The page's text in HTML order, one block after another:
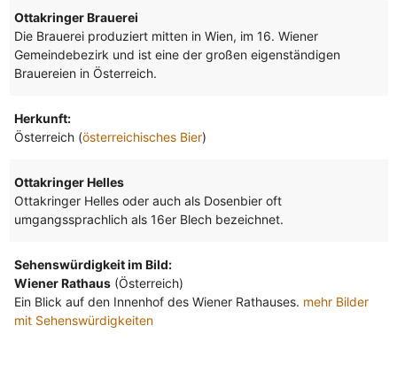
Ottakringer Brauerei
Die Brauerei produziert mitten in Wien, im 16. Wiener
Gemeindebezirk und ist eine der großen eigenständigen
Brauereien in Österreich.
Herkunft:
Österreich (österreichisches Bier)
Ottakringer Helles
Ottakringer Helles oder auch als Dosenbier oft
umgangssprachlich als 16er Blech bezeichnet.
Sehenswürdigkeit im Bild:
Wiener Rathaus(Österreich)
Ein Blick auf den Innenhof des Wiener Rathauses. mehr Bilder
mit Sehenswürdigkeiten